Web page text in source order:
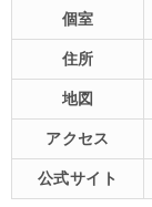
個室
住所
地図
アクセス
公式サイト